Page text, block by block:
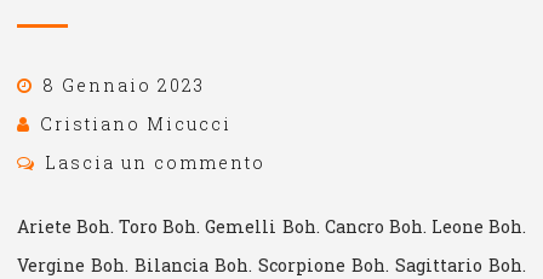
8 Gennaio 2023
Cristiano Micucci
Lascia un commento
Ariete Boh. Toro Boh. Gemelli Boh. Cancro Boh. Leone Boh.
Vergine Boh. Bilancia Boh. Scorpione Boh. Sagittario Boh.